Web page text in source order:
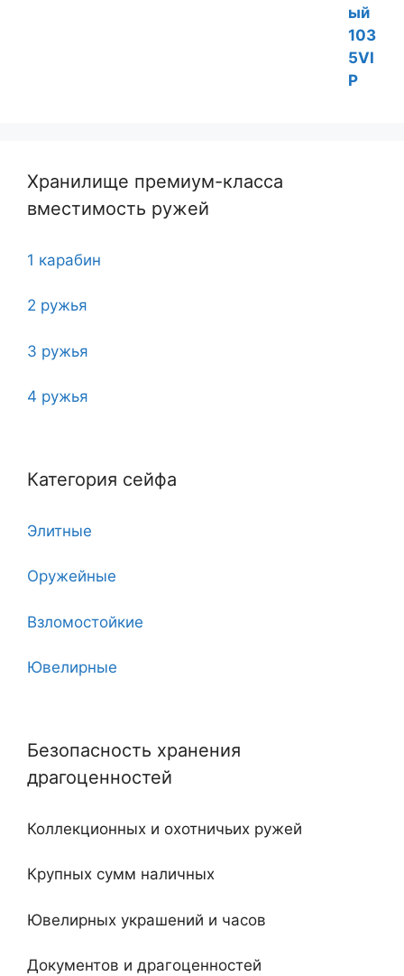
Хранилище премиум-класса
вместимость ружей
1 карабин
2 ружья
3 ружья
4 ружья
6
7
7 клинков
8
10
12
Категория сейфа
Элитные
Оружейные
Взломостойкие
Ювелирные
Двухдверные
Безопасность хранения
драгоценностей
Коллекционных и охотничьих ружей
Крупных сумм наличных
Ювелирных украшений и часов
Документов и драгоценностей